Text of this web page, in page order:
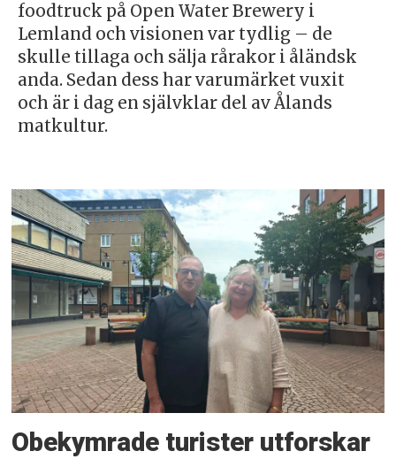
foodtruck på Open Water Brewery i
Lemland och visionen var tydlig – de
skulle tillaga och sälja rårakor i åländsk
anda. Sedan dess har varumärket vuxit
och är i dag en självklar del av Ålands
matkultur.
Obekymrade turister utforskar